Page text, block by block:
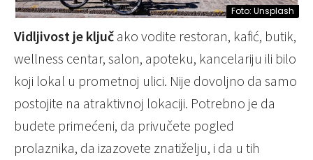
Foto: Unsplash
Vidljivost je ključ ako vodite restoran, kafić, butik,
wellness centar, salon, apoteku, kancelariju ili bilo
koji lokal u prometnoj ulici. Nije dovoljno da samo
postojite na atraktivnoj lokaciji. Potrebno je da
budete primećeni, da privučete pogled
prolaznika, da izazovete znatiželju, i da u tih